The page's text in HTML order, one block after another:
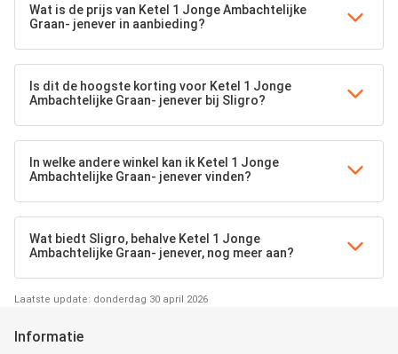
Wat is de prijs van Ketel 1 Jonge Ambachtelijke
Graan- jenever in aanbieding?
Is dit de hoogste korting voor Ketel 1 Jonge
Ambachtelijke Graan- jenever bij Sligro?
In welke andere winkel kan ik Ketel 1 Jonge
Ambachtelijke Graan- jenever vinden?
Wat biedt Sligro, behalve Ketel 1 Jonge
Ambachtelijke Graan- jenever, nog meer aan?
Laatste update: donderdag 30 april 2026
Informatie